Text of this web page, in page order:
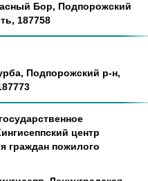
Бор, Подпорожский
187758
Подпорожский р-н,
центр
граждан пожилого